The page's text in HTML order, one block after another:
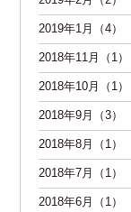
2019年1月（4）
2018年11月（1）
2018年10月（1）
2018年9月（3）
2018年8月（1）
2018年7月（1）
2018年6月（1）